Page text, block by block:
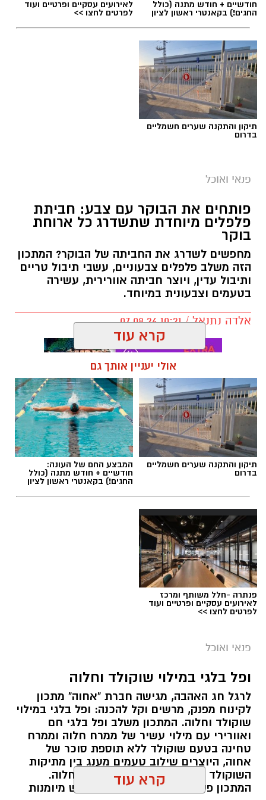
חודשיים + חודש מתנה (כולל
החגים!) בקאנטרי ראשון לציון
לאירועים עסקיים ופרטיים ועוד
לפרטים לחצו >>
תיקון והתקנה שערים חשמליים
בדרום
פנאי ואוכל
פותחים את הבוקר עם צבע: חביתת
פלפלים מיוחדת שתשדרג כל ארוחת
בוקר
מחפשים לשדרג את החביתה של הבוקר? המתכון
הזה משלב פלפלים צבעוניים, עשבי תיבול טריים
ותיבול עדין, ויוצר חביתה אוורירית, עשירה
בטעמים וצבעונית במיוחד.
אלדה נתנאל / 10:21 07.08.26
תגים:חביתת ירק
מצרכים (ל-2 מנות)
½ פלפל אדום, חתוך לקוביות קטנות
½ פלפל צהוב, חתוך לקוביות קטנות
¼ פלפל ירוק, חתוך לקוביות קטנות
½ בצל קטן קצוץ דק (לא חובה)
2 כפות פטרוזיליה קצוצה
2 כפות עירית קצוצה
2 כפות גבינה בולגרית מפוררת (לא חובה)
½ כפית פפריקה מתוקה
קרא עוד
אולי יעניין אותך גם
תיקון והתקנה שערים חשמליים
בדרום
המבצע החם של העונה:
חודשיים + חודש מתנה (כולל
החגים!) בקאנטרי ראשון לציון
פנתרה -חלל משותף ומרכז
לאירועים עסקיים ופרטיים ועוד
לפרטים לחצו >>
פנאי ואוכל
ופל בלגי במילוי שוקולד וחלוה
לרגל חג האהבה, מגישה חברת "אחוה" מתכון
לקינוח מפנק, מרשים וקל להכנה: ופל בלגי במילוי
שוקולד וחלוה. המתכון משלב ופל בלגי חם
ואוורירי עם מילוי עשיר של ממרח חלוה וממרח
טחינה בטעם שוקולד ללא תוספת סוכר של
אחוה, היוצרים שילוב טעמים מענג בין מתיקות
השוקולד לעומק הטעם הייחודי של החלוה.
המתכון פשוט ומהיר להכנה, אינו דורש מיומנות